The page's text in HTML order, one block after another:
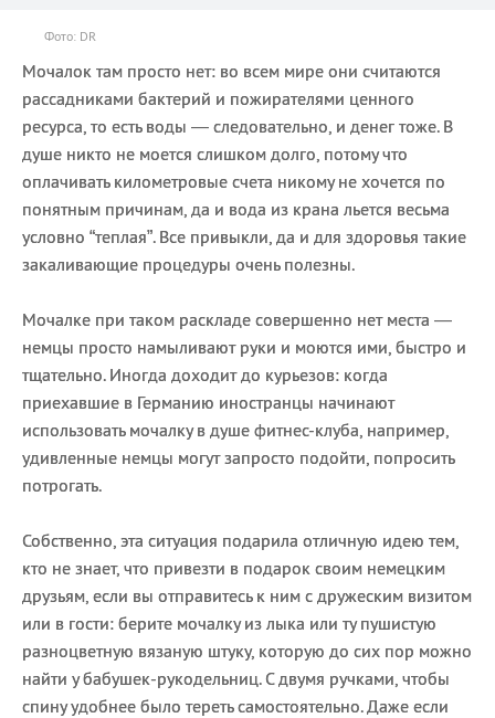
Фото: DR
Мочалок там просто нет: во всем мире они считаются
рассадниками бактерий и пожирателями ценного
ресурса, то есть воды — следовательно, и денег тоже. В
душе никто не моется слишком долго, потому что
оплачивать километровые счета никому не хочется по
понятным причинам, да и вода из крана льется весьма
условно “теплая”. Все привыкли, да и для здоровья такие
закаливающие процедуры очень полезны.
Мочалке при таком раскладе совершенно нет места —
немцы просто намыливают руки и моются ими, быстро и
тщательно. Иногда доходит до курьезов: когда
приехавшие в Германию иностранцы начинают
использовать мочалку в душе фитнес-клуба, например,
удивленные немцы могут запросто подойти, попросить
потрогать.
Собственно, эта ситуация подарила отличную идею тем,
кто не знает, что привезти в подарок своим немецким
друзьям, если вы отправитесь к ним с дружеским визитом
или в гости: берите мочалку из лыка или ту пушистую
разноцветную вязаную штуку, которую до сих пор можно
найти у бабушек-рукодельниц. С двумя ручками, чтобы
спину удобнее было тереть самостоятельно. Даже если